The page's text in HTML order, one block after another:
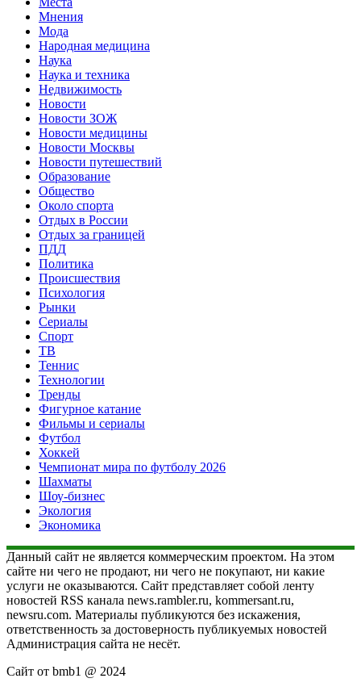
Мнения
Мода
Народная медицина
Наука
Наука и техника
Недвижимость
Новости
Новости ЗОЖ
Новости медицины
Новости Москвы
Новости путешествий
Образование
Общество
Около спорта
Отдых в России
Отдых за границей
ПДД
Политика
Происшествия
Психология
Рынки
Сериалы
Спорт
ТВ
Теннис
Технологии
Тренды
Фигурное катание
Фильмы и сериалы
Футбол
Хоккей
Чемпионат мира по футболу 2026
Шахматы
Шоу-бизнес
Экология
Экономика
Данный сайт не является коммерческим проектом. На этом
сайте ни чего не продают, ни чего не покупают, ни какие
услуги не оказываются. Сайт представляет собой ленту
новостей RSS канала news.rambler.ru, kommersant.ru,
newsru.com. Материалы публикуются без искажения,
ответственность за достоверность публикуемых новостей
Администрация сайта не несёт.
Сайт от bmb1 @ 2024